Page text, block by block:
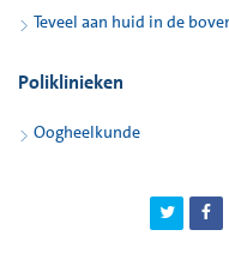
Teveel aan huid in de
Poliklinieken
Oogheelkunde